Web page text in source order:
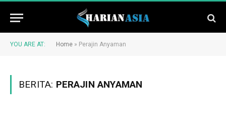
YOU ARE AT: Home » Perajin Anyaman
BERITA: PERAJIN ANYAMAN